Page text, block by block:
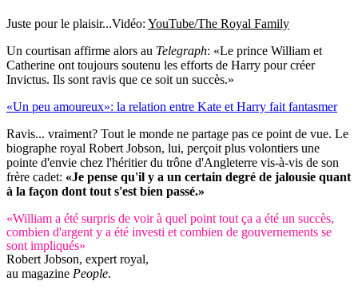
Juste pour le plaisir...Vidéo: YouTube/The Royal Family
Un courtisan affirme alors au Telegraph: «Le prince William et
Catherine ont toujours soutenu les efforts de Harry pour créer
Invictus. Ils sont ravis que ce soit un succès.»
«Un peu amoureux»: la relation entre Kate et Harry fait fantasmer
Ravis... vraiment? Tout le monde ne partage pas ce point de vue. Le
biographe royal Robert Jobson, lui, perçoit plus volontiers une
pointe d'envie chez l'héritier du trône d'Angleterre vis-à-vis de son
frère cadet: «Je pense qu'il y a un certain degré de jalousie quant
à la façon dont tout s'est bien passé.»
«William a été surpris de voir à quel point tout ça a été un succès,
combien d'argent y a été investi et combien de gouvernements se
sont impliqués»
Robert Jobson, expert royal,
au magazine People.